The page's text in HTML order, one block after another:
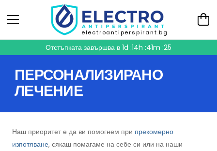
electroantiperspirant.bg
Отстъпката завършва в 1d :14h :41m :25
ПЕРСОНАЛИЗИРАНО
ЛЕЧЕНИЕ
Наш приоритет е да ви помогнем при прекомерно
изпотяване, сякаш помагаме на себе си или на наши